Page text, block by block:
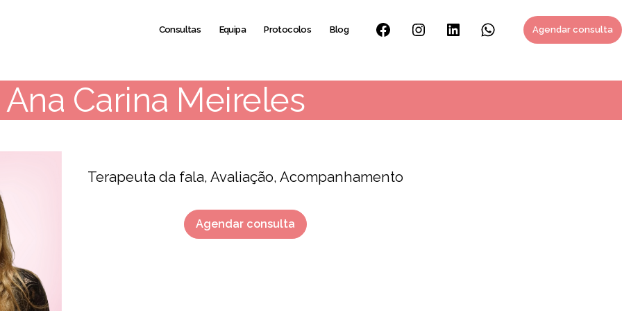
Consultas Equipa Protocolos
Blog
Agendar consulta
Ana Carina Meireles
Terapeuta da fala, Avaliação, Acompanhamento
Agendar consulta